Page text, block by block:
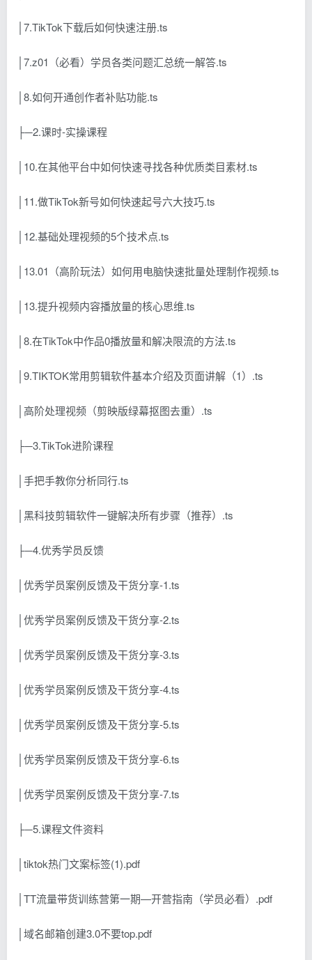
│7.TikTok下载后如何快速注册.ts
│7.z01（必看）学员各类问题汇总统一解答.ts
│8.如何开通创作者补贴功能.ts
├─2.课时-实操课程
│10.在其他平台中如何快速寻找各种优质类目素材.ts
│11.做TikTok新号如何快速起号六大技巧.ts
│12.基础处理视频的5个技术点.ts
│13.01（高阶玩法）如何用电脑快速批量处理制作视频.ts
│13.提升视频内容播放量的核心思维.ts
│8.在TikTok中作品0播放量和解决限流的方法.ts
│9.TIKTOK常用剪辑软件基本介绍及页面讲解（1）.ts
│高阶处理视频（剪映版绿幕抠图去重）.ts
├─3.TikTok进阶课程
│手把手教你分析同行.ts
│黑科技剪辑软件一键解决所有步骤（推荐）.ts
├─4.优秀学员反馈
│优秀学员案例反馈及干货分享-1.ts
│优秀学员案例反馈及干货分享-2.ts
│优秀学员案例反馈及干货分享-3.ts
│优秀学员案例反馈及干货分享-4.ts
│优秀学员案例反馈及干货分享-5.ts
│优秀学员案例反馈及干货分享-6.ts
│优秀学员案例反馈及干货分享-7.ts
├─5.课程文件资料
│tiktok热门文案标签(1).pdf
│TT流量带货训练营第一期—开营指南（学员必看）.pdf
│域名邮箱创建3.0不要top.pdf